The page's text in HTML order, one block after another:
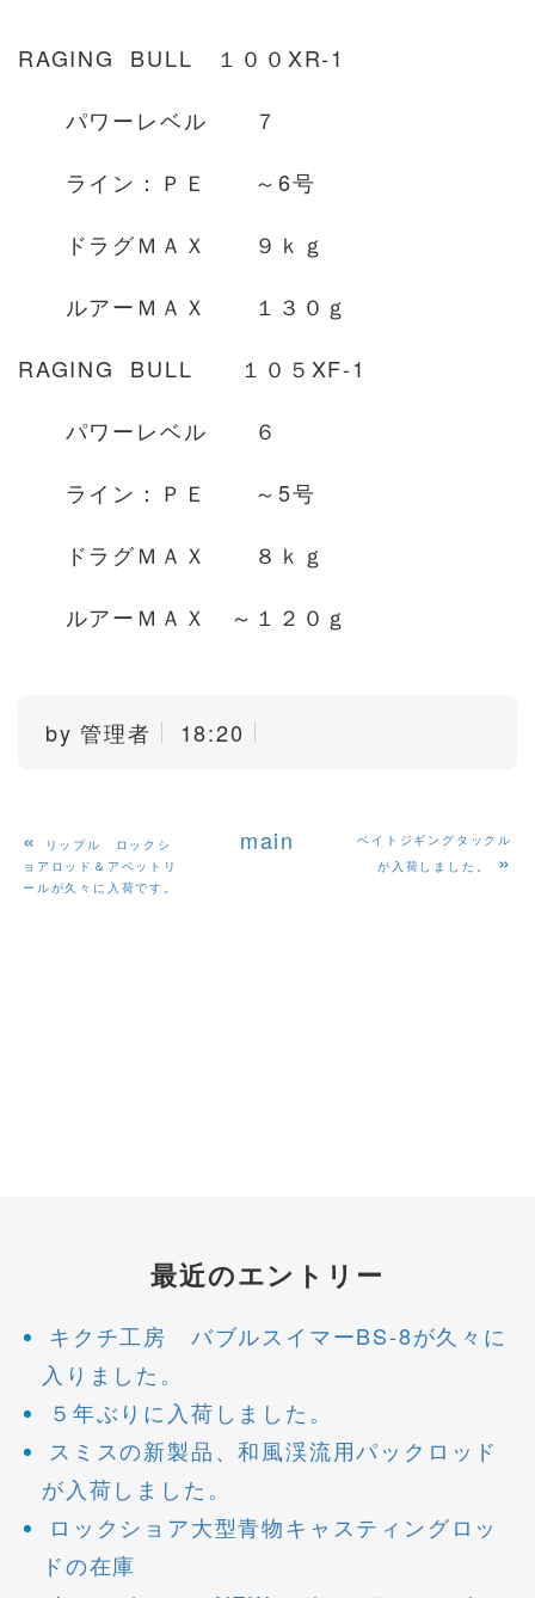
RAGING BULL １００XR-1
パワーレベル ７
ライン：ＰＥ ～6号
ドラグＭＡＸ ９ｋｇ
ルアーＭＡＸ １３０ｇ
RAGING BULL １０５XF-1
パワーレベル ６
ライン：ＰＥ ～5号
ドラグＭＡＸ ８ｋｇ
ルアーＭＡＸ ～１２０ｇ
by管理者 18:20
«
リップル ロックシ
ョアロッド＆アベットリ
ールが久々に入荷です。
main
ベイトジギングタックル
が入荷しました。
»
最近のエントリー
キクチ工房 バブルスイマーBS-8が久々に
入りました。
５年ぶりに入荷しました。
スミスの新製品、和風渓流用パックロッド
が入荷しました。
ロックショア大型青物キャスティングロッ
ドの在庫